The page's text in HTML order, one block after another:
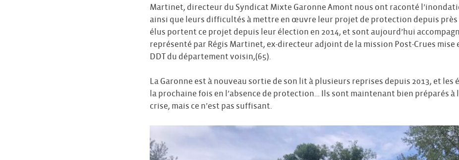
Martinet, directeur du Syndicat Mixte Garonne Amont nous ont raconté
ainsi que leurs difficultés à mettre en œuvre leur projet de protection depuis près
élus portent ce projet depuis leur élection en 2014, et sont aujourd’hui
représenté par Régis Martinet, ex-directeur adjoint de la mission Post-Crues mise
DDT du département voisin,(65).
La Garonne est à nouveau sortie de son lit à plusieurs reprises depuis 2013, et les
la prochaine fois en l’absence de protection… Ils sont maintenant bien préparés à
crise, mais ce n’est pas suffisant.